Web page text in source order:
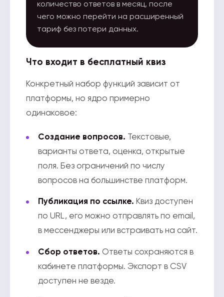
количество ответов в месяц, после
чего можно перейти на расширенный
тариф без потери данных.
Что входит в бесплатный квиз
Конкретный набор функций зависит от
платформы, но ядро примерно
одинаковое:
Создание вопросов. Текстовые,
варианты ответа, оценка, открытые
поля. Без ограничений по числу
вопросов на большинстве платформ.
Публикация по ссылке. Квиз доступен
по URL, его можно отправлять по email,
в мессенджеры или встраивать на сайт.
Сбор ответов. Ответы сохраняются в
кабинете платформы. Экспорт в CSV
доступен не везде.